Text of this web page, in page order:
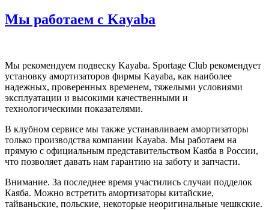
Мы работаем с Kayaba
Мы рекомендуем подвеску Kayaba. Sportage Club рекомендует
установку амортизаторов фирмы Kayaba, как наиболее
надежных, проверенных временем, тяжелыми условиями
эксплуатации и высокими качественными и
технологическими показателями.
В клубном сервисе мы также устанавливаем амортизаторы
только производства компании Kayaba. Мы работаем на
прямую с официальным представительством Каяба в России,
что позволяет давать нам гарантию на заботу и запчасти.
Внимание. За последнее время участились случаи подделок
Каяба. Можно встретить амортизаторы китайские,
тайваньские, польские, некоторые неоригинальные чешкские.